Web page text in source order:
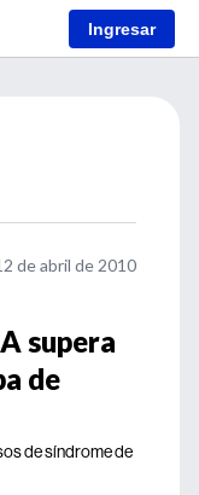
Ingresar
de abril de 2010
supera
de
de síndrome de